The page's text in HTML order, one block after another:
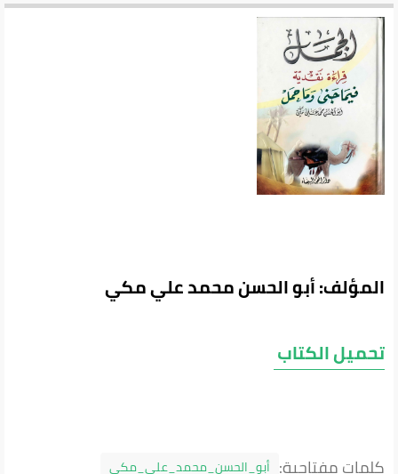
المؤلف: أبو الحسن محمد علي مكي
تحميل الكتاب
كلمات مفتاحية: أبو_الحسن_محمد_علي_مكي